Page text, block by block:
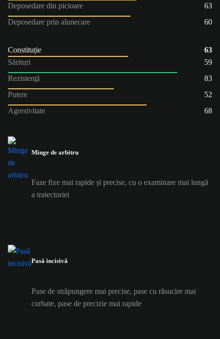
Deposedare din picioare
63
Deposedare prin alunecare
60
Constituție
63
Sărituri
59
Rezistenţă
83
Putere
52
Agresivitate
68
Minge de arbitru
Faze fixe mai rapide și precise, cu o examinare mai lungă
a traiectoriei
Pasă incisivă
Pase de străpungere mai precise, pase cu răsucire mai
curbate, pase de precizie mai rapide